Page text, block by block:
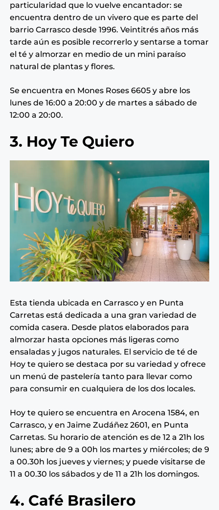
particularidad que lo vuelve encantador: se
encuentra dentro de un vivero que es parte del
barrio Carrasco desde 1996. Veintitrés años más
tarde aún es posible recorrerlo y sentarse a tomar
el té y almorzar en medio de un mini paraíso
natural de plantas y flores.
Se encuentra en Mones Roses 6605 y abre los
lunes de 16:00 a 20:00 y de martes a sábado de
12:00 a 20:00.
3. Hoy Te Quiero
Esta tienda ubicada en Carrasco y en Punta
Carretas está dedicada a una gran variedad de
comida casera. Desde platos elaborados para
almorzar hasta opciones más ligeras como
ensaladas y jugos naturales. El servicio de té de
Hoy te quiero se destaca por su variedad y ofrece
un menú de pastelería tanto para llevar como
para consumir en cualquiera de los dos locales.
Hoy te quiero se encuentra en Arocena 1584, en
Carrasco, y en Jaime Zudáñez 2601, en Punta
Carretas. Su horario de atención es de 12 a 21h los
lunes; abre de 9 a 00h los martes y miércoles; de 9
a 00.30h los jueves y viernes; y puede visitarse de
11 a 00.30 los sábados y de 11 a 21h los domingos.
4. Café Brasilero